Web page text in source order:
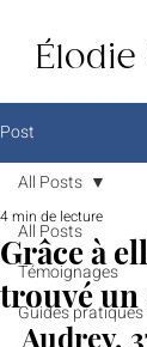
Élodie
Post
All Posts
Témoignages
Guides pratiques
All Posts
Grâce à
trouvé un
4 min de lecture
Audrey,